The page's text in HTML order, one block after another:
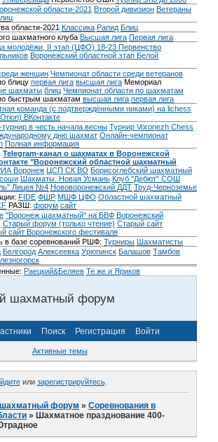
области-2021 Второй дивизион Ветераны
области-2021 Классика Рапид Блиц
шахматного клуба Высшая лига Первая лига
молодёжи, II этап (ЦФО) 18-23 Первенство
Воронежский областной этап Белой
женщин Чемпионат области среди ветеранов
блицу первая лига высшая лига Мемориал
шахматы блиц Чемпионат области по шахматам
быстрым шахматам высшая лига первая лига
команда (с подтверждёнными никами) на lichess
ВКонтакте
в честь начала весны Турнир Voronezh Chess
дню шахмат Онлайн-чемпионат
Полная информация
Telegram-канал о шахматах в Воронежской
"Воронежский областной шахматный
Воронеж ЦСП СК ВО Борисоглебский шахматный
Шахматы. Новая Усмань Клуб "Дебют" СОШ
Лицея №4 Нововоронежский ДДТ Труд-Черноземье
FIDE ФШР МШФ ЦФО Областной шахматный
РАЗШ: форум сайт
"Воронеж шахматный" на БВФ Воронежский
Cтарый форум (только чтение) Старый сайт
сайт Воронежского фестиваля
в базе соревнований РШФ: Турниры Шахматисты
Белгород Алексеевка Урюпинск Балашов Тамбов
Раецкий&Беляев Те же и Яриков
шахматный форум
Поиск Регистрация Войти
Активные темы
или зарегистрируйтесь.
форум »Соревнования в
»Шахматное празднование 400-